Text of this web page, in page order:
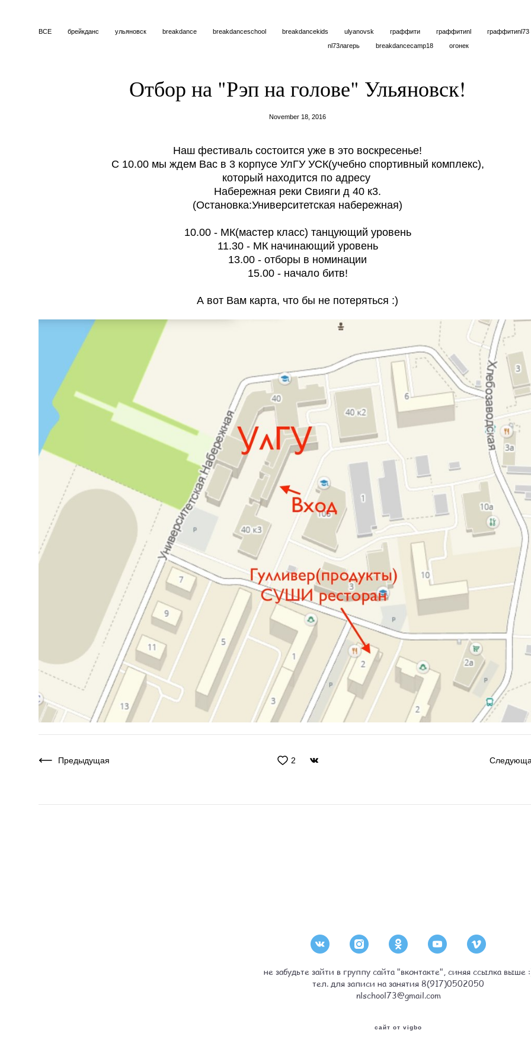
ВСЕ брейкданс ульяновск breakdance breakdanceschool breakdancekids ulyanovsk граффити граффитиnl
граффитиnl73
nl73лагерь
breakdancecamp18 огонек
Отбор на "Рэп на голове" Ульяновск!
November 18, 2016
Наш фестиваль состоится уже в это воскресенье!
С 10.00 мы ждем Вас в 3 корпусе УлГУ УСК(учебно спортивный комплекс),
который находится по адресу
Набережная реки Свияги д 40 к3.
(Остановка:Университетская набережная)
10.00 - МК(мастер класс) танцующий уровень
11.30 - МК начинающий уровень
13.00 - отборы в номинации
15.00 - начало битв!
А вот Вам карта, что бы не потеряться :)
2
Предыдущая
не забудьте зайти в группу сайта "вконтакте", синяя ссылка выше
тел. для записи на занятия 8(917)0502050
nlschool73@gmail.com
сайт от vigbo